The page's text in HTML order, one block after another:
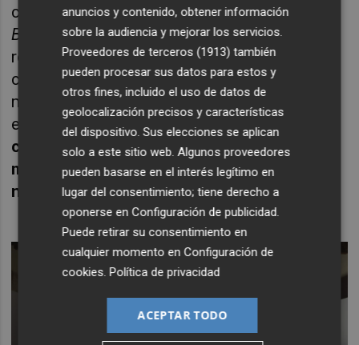
conclusiones. “Si tu piensas en la canción
BohemianRapsody, aunque no puedas
reproducirla exactamente con la voz, en tu
cabeza suena tal y como es en realidad. La
mente define perfectamente los sonidos
escuchados.
Esta exposición aduce a la
capacidad dedeimaginar sonidos de forma
muy precisa, generando su propia
narración”.
anuncios y contenido, obtener información
sobre la audiencia y mejorar los servicios.
Proveedores de terceros (1913) también
pueden procesar sus datos para estos y
otros fines, incluido el uso de datos de
geolocalización precisos y características
del dispositivo. Sus elecciones se aplican
solo a este sitio web. Algunos proveedores
pueden basarse en el interés legítimo en
lugar del consentimiento; tiene derecho a
oponerse enConfiguración de publicidad.
Puede retirar su consentimiento en
cualquier momento enConfiguración de
cookies.Política de privacidad
ACEPTAR TODO